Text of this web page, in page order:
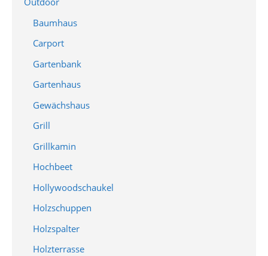
Baumhaus
Carport
Gartenbank
Gartenhaus
Gewächshaus
Grill
Grillkamin
Hochbeet
Hollywoodschaukel
Holzschuppen
Holzspalter
Holzterrasse